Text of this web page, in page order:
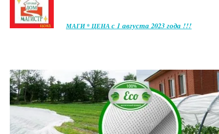
МАГИ * ЦЕНА с 1 августа 2023 года !!!